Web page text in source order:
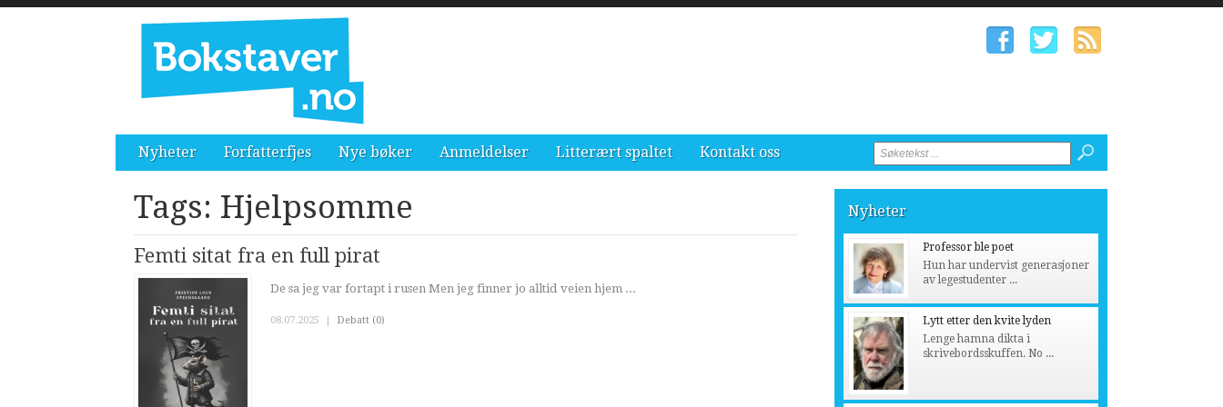
Nyheter Forfatterfjes Nye bøker Anmeldelser Litterært spaltet Kontakt oss
Tags: Hjelpsomme
Femti sitat fra en full pirat
De sa jeg var fortapt i rusen Men jeg finner jo alltid veien hjem ...
08.07.2025 | Debatt (0)
Nyheter
Professor ble poet
Hun har undervist generasjoner
av legestudenter ...
Lytt etter den kvite lyden
Lenge hamna dikta i
skrivebordsskuffen. No ...